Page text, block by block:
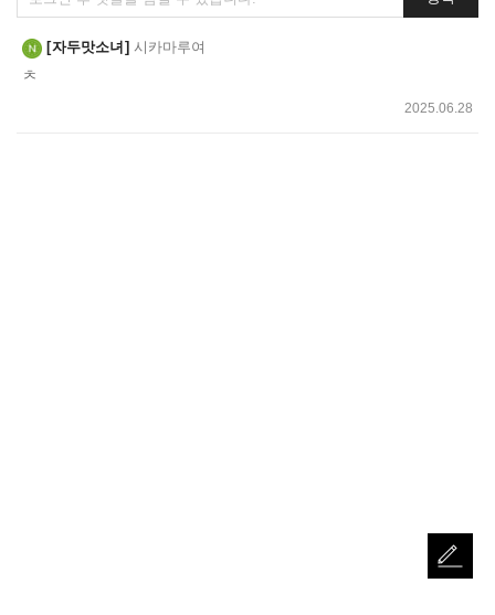
글
쓰
기
자두맛소녀 시카마루여
ㅊ
2025.06.28